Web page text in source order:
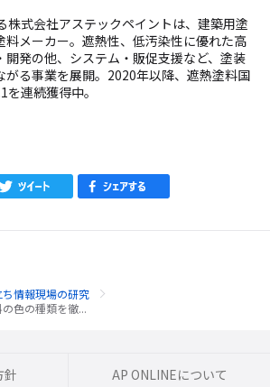
株式会社アステックペイントは、建築用塗
料メーカー。遮熱性、低汚染性に優れた高
開発の他、システム・販促支援など、塗装
がる事業を展開。2020年以降、遮熱塗料国
連続獲得中。
情報現場の研究
色の種類を徹...
針 AP ONLINEについて